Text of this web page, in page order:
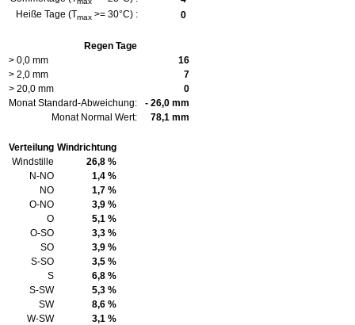
Heiße Tage (Tmax >= 30°C) : 0
Regen Tage
> 0,0 mm
16
> 2,0 mm
7
> 20,0 mm
0
Monat Standard-Abweichung:
- 26,0 mm
Monat Normal Wert:
78,1 mm
Verteilung Windrichtung
Windstille
26,8 %
N-NO
1,4 %
NO
1,7 %
O-NO
3,9 %
O
5,1 %
O-SO
3,3 %
SO
3,9 %
S-SO
3,5 %
S
6,8 %
S-SW
5,3 %
SW
8,6 %
W-SW
3,1 %